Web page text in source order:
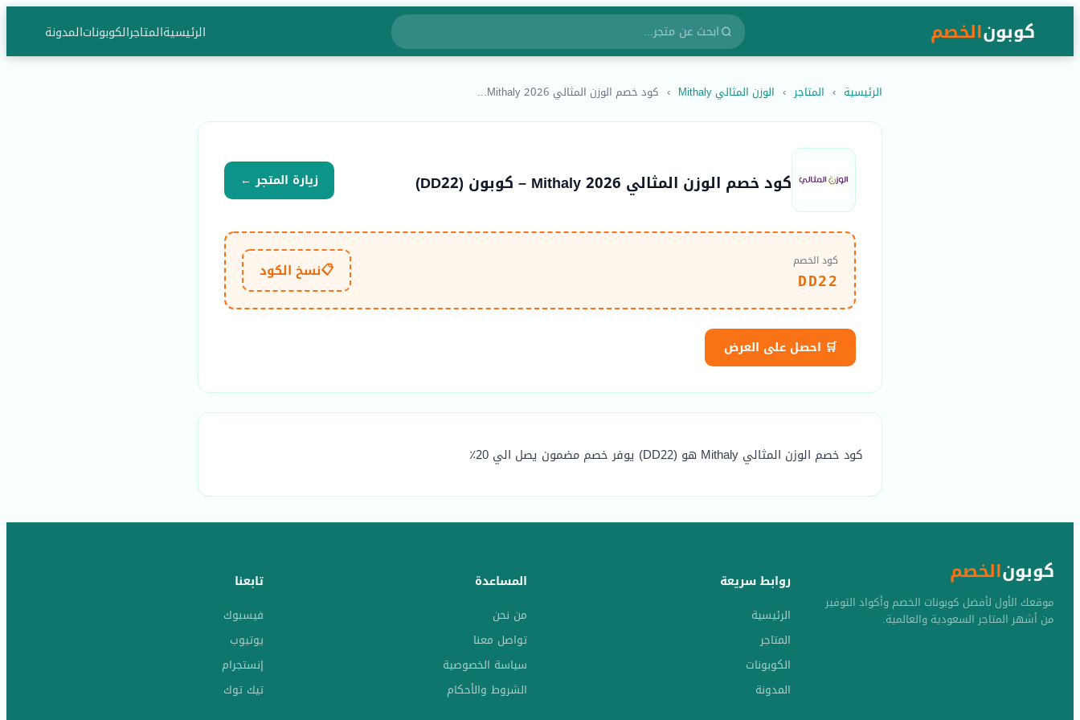
كوبونالخصم الرئيسيةالمتاجرالكوبوناتالمدونة
الرئيسية › المتاجر › الوزن المثالي Mithaly › كود خصم الوزن المثالي Mithaly 2026...
كود خصم الوزن المثالي Mithaly 2026 – كوبون (DD22) زيارة المتجر ←
كود الخصم
DD22
📋نسخ الكود
🛒 احصل على العرض
كود خصم الوزن المثالي Mithaly هو (DD22) يوفر خصم مضمون يصل الي 20٪
كوبونالخصم
موقعك الأول لأفضل كوبونات الخصم وأكواد التوفير
من أشهر المتاجر السعودية والعالمية.
روابط سريعة
الرئيسية
المتاجر
الكوبونات
المدونة
المساعدة
من نحن
تواصل معنا
سياسة الخصوصية
الشروط والأحكام
تابعنا
فيسبوك
يوتيوب
إنستجرام
تيك توك